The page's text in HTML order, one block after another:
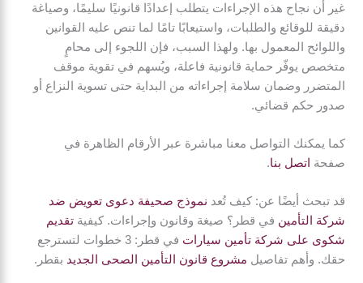
غير أن نجاح هذه الإجراءات يتطلب إعدادًا قانونيًا سليمًا، وصياغة
دقيقة للوقائع والطلبات، واستيعابًا تامًا لما تنص عليه القوانين
واللوائح المعمول بها. ولهذا السبب، فإن اللجوء إلى محامٍ
متخصص يوفّر حماية قانونية فاعلة، ويُسهم في تقوية موقف
المتضرر وضمان سلامة إجراءاته من البداية حتى تسوية النزاع أو
صدور حكم قضائي.
كما يمكنك التواصل معنا مباشرة عبر الأرقام الظاهرة في
صفحة اتصل بنا.
قد تبحث أيضًا عن: كيف تُعد نموذج صحيفة دعوى تعويض ضد
شركة التأمين في قطر؟ صيغة وقانون وإجراءات. كيفيةتقديم
شكوى على شركة تأمين سيارات
في قطر: 3 خطوات لتسترجع
حقك. وأهم تفاصيل مشروع قانون التأمين الصحى الجديد بقطر.